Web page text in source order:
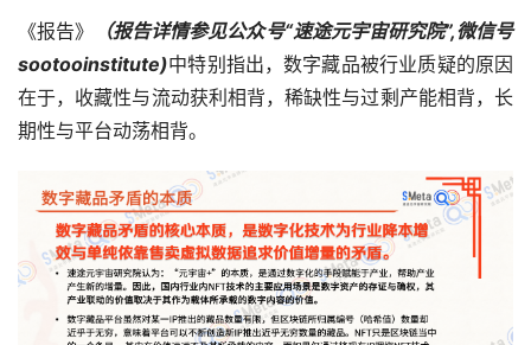
《报告》
（报告详情参见公众号“速途元宇宙研究院”,微信号
sootooinstitute)中特别指出，数字藏品被行业质疑的原因
在于，收藏性与流动获利相背，稀缺性与过剩产能相背，长
期性与平台动荡相背。